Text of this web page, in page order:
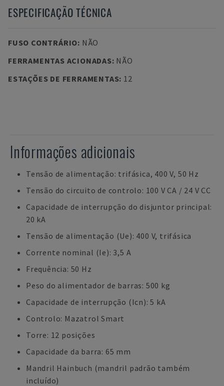
ESPECIFICAÇÃO TÉCNICA
FUSO CONTRÁRIO: NÃO
FERRAMENTAS ACIONADAS: NÃO
ESTAÇÕES DE FERRAMENTAS: 12
Informações adicionais
Tensão de alimentação: trifásica, 400 V, 50 Hz
Tensão do circuito de controlo: 100 V CA / 24 V CC
Capacidade de interrupção do disjuntor principal:
20 kA
Tensão de alimentação (Ue): 400 V, trifásica
Corrente nominal (Ie): 3,5 A
Frequência: 50 Hz
Peso do alimentador de barras: 500 kg
Capacidade de interrupção (Icn): 5 kA
Controlo: Mazatrol Smart
Torre: 12 posições
Capacidade da barra: 65 mm
Mandril Hainbuch (mandril padrão também
incluído)